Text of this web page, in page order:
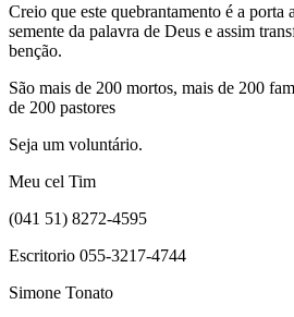
Creio que este quebrantamento é a porta
semente da palavra de Deus e assim
benção.
São mais de 200 mortos, mais de 200
de 200 pastores
Seja um voluntário.
Meu cel Tim
(041 51) 8272-4595
Escritorio 055-3217-4744
Simone Tonato